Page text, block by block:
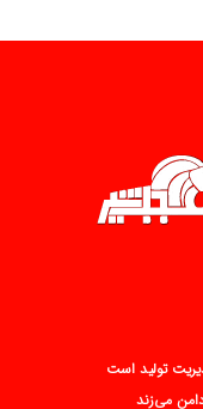
تولید است
می‌زند